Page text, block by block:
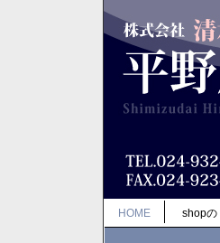
HOME shopの